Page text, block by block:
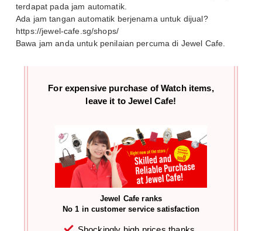
terdapat pada jam automatik.
Ada jam tangan automatik berjenama untuk dijual?
https://jewel-cafe.sg/shops/
Bawa jam anda untuk penilaian percuma di Jewel Cafe.
For expensive purchase of Watch items,
leave it to Jewel Cafe!
Jewel Cafe ranks
No 1 in customer service satisfaction